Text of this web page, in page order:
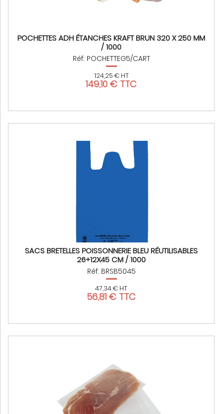
POCHETTES ADH ÉTANCHES KRAFT BRUN 320 X 250 MM
/ 1000
Réf: POCHETTEG5/CART
124,25 € HT
149,10 € TTC
SACS BRETELLES POISSONNERIE BLEU RÉUTILISABLES
26+12X45 CM / 1000
Réf: BRSB5045
47,34 € HT
56,81 € TTC